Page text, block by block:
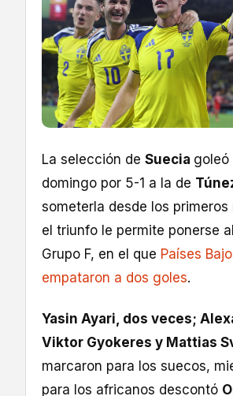
La selección de Suecia goleó
domingo por 5-1 a la de
someterla desde los primeros
el triunfo le permite ponerse
Grupo F, en el que Países
empataron a dos goles.
Yasin Ayari, dos veces;
Viktor Gyokeres y Mattias
marcaron para los suecos,
para los africanos descontó